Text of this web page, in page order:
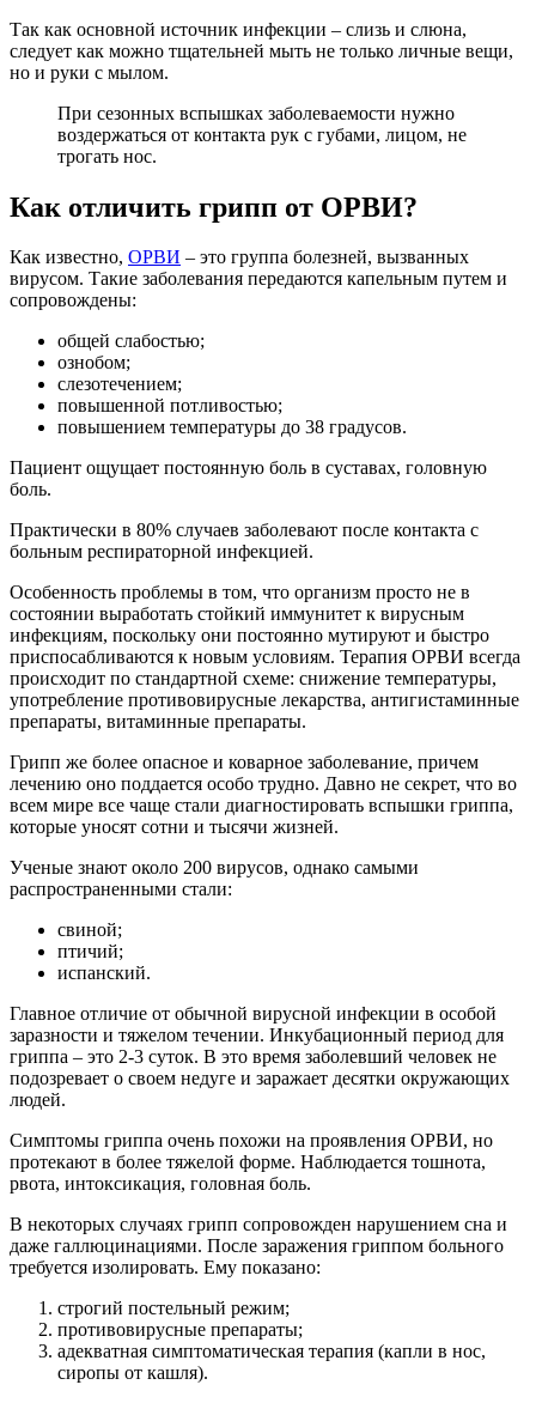
Так как основной источник инфекции – слизь и слюна,
следует как можно тщательней мыть не только личные вещи,
но и руки с мылом.
При сезонных вспышках заболеваемости нужно
воздержаться от контакта рук с губами, лицом, не
трогать нос.
Как отличить грипп от ОРВИ?
Как известно, ОРВИ – это группа болезней, вызванных
вирусом. Такие заболевания передаются капельным путем и
сопровождены:
общей слабостью;
ознобом;
слезотечением;
повышенной потливостью;
повышением температуры до 38 градусов.
Пациент ощущает постоянную боль в суставах, головную
боль.
Практически в 80% случаев заболевают после контакта с
больным респираторной инфекцией.
Особенность проблемы в том, что организм просто не в
состоянии выработать стойкий иммунитет к вирусным
инфекциям, поскольку они постоянно мутируют и быстро
приспосабливаются к новым условиям. Терапия ОРВИ всегда
происходит по стандартной схеме: снижение температуры,
употребление противовирусные лекарства, антигистаминные
препараты, витаминные препараты.
Грипп же более опасное и коварное заболевание, причем
лечению оно поддается особо трудно. Давно не секрет, что во
всем мире все чаще стали диагностировать вспышки гриппа,
которые уносят сотни и тысячи жизней.
Ученые знают около 200 вирусов, однако самыми
распространенными стали:
свиной;
птичий;
испанский.
Главное отличие от обычной вирусной инфекции в особой
заразности и тяжелом течении. Инкубационный период для
гриппа – это 2-3 суток. В это время заболевший человек не
подозревает о своем недуге и заражает десятки окружающих
людей.
Симптомы гриппа очень похожи на проявления ОРВИ, но
протекают в более тяжелой форме. Наблюдается тошнота,
рвота, интоксикация, головная боль.
В некоторых случаях грипп сопровожден нарушением сна и
даже галлюцинациями. После заражения гриппом больного
требуется изолировать. Ему показано:
строгий постельный режим;
противовирусные препараты;
адекватная симптоматическая терапия (капли в нос,
сиропы от кашля).